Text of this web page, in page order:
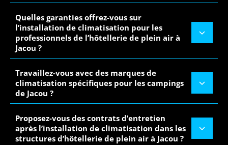
Quelles garanties offrez-vous sur
l’installation de climatisation pour les
professionnels de l’hôtellerie de plein air à
Jacou ?
Travaillez-vous avec des marques de
climatisation spécifiques pour les campings
de Jacou ?
Proposez-vous des contrats d’entretien
après l’installation de climatisation dans les
structures d’hôtellerie de plein air à Jacou ?